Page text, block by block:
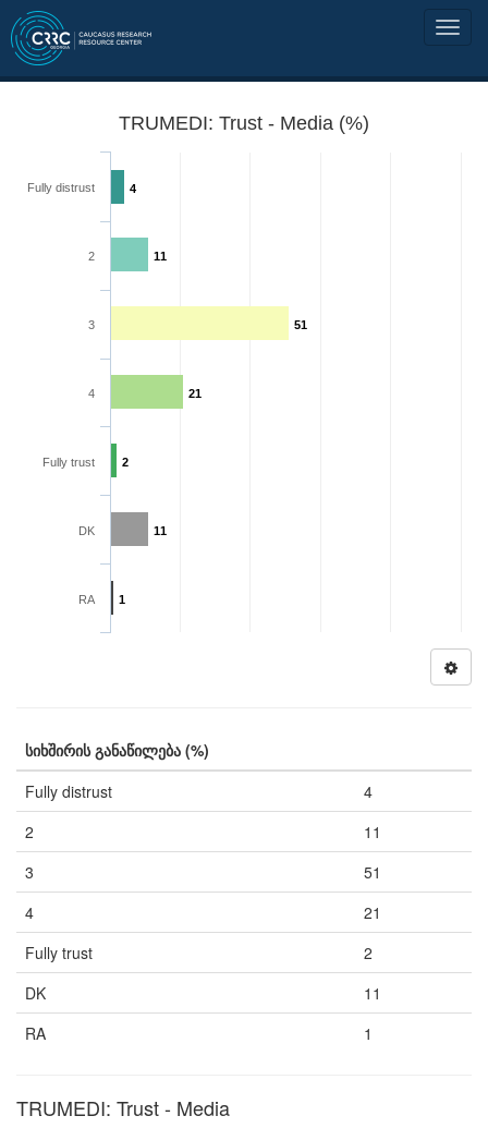
TRUMEDI: Trust - Media (%)
4
11
51
21
2
11
1
Fully distrust
2
3
4
Fully trust
DK
RA
სიხშირის განაწილება (%)
Fully distrust
4
2
11
3
51
4
21
Fully trust
2
DK
11
RA
1
TRUMEDI: Trust - Media